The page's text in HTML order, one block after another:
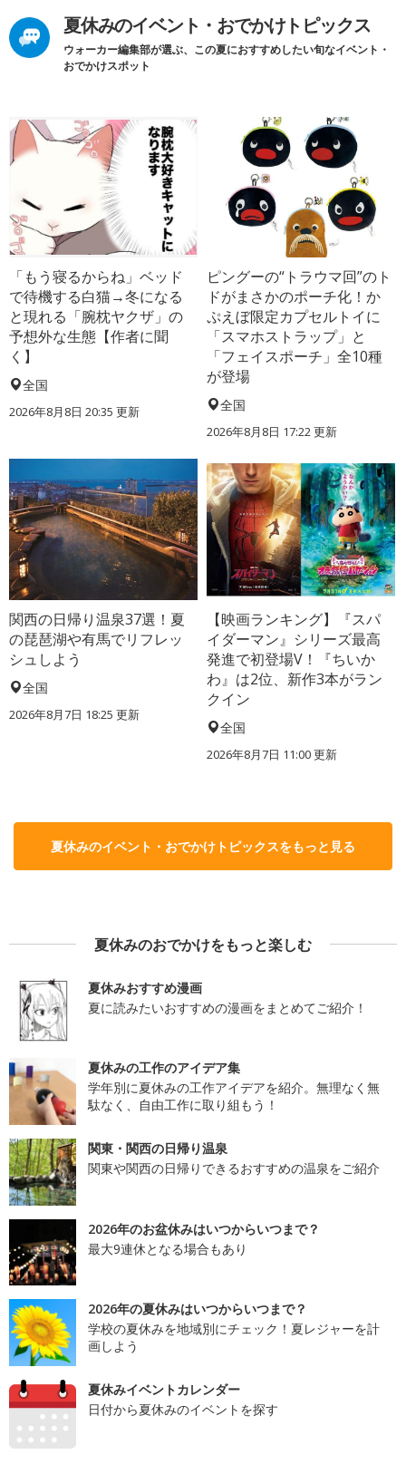
夏休みのイベント・おでかけトピックス
ウォーカー編集部が選ぶ、この夏におすすめしたい旬なイベント・
おでかけスポット
「もう寝るからね」ベッド
で待機する白猫→冬になる
と現れる「腕枕ヤクザ」の
予想外な生態【作者に聞
く】
全国
2026年8月8日 20:35 更新
ピングーの“トラウマ回”のト
ドがまさかのポーチ化！か
ぷえぼ限定カプセルトイに
「スマホストラップ」と
「フェイスポーチ」全10種
が登場
全国
2026年8月8日 17:22更新
関西の日帰り温泉37選！夏
の琵琶湖や有馬でリフレッ
シュしよう
全国
2026年8月7日 18:25 更新
【映画ランキング】『スパ
イダーマン』シリーズ最高
発進で初登場V！『ちいか
わ』は2位、新作3本がラン
クイン
全国
2026年8月7日 11:00更新
夏休みのイベント・おでかけトピックスをもっと見る
夏休みのおでかけをもっと楽しむ
夏休みおすすめ漫画
夏に読みたいおすすめの漫画をまとめてご紹介！
夏休みの工作のアイデア集
学年別に夏休みの工作アイデアを紹介。無理なく無
駄なく、自由工作に取り組もう！
関東・関西の日帰り温泉
関東や関西の日帰りできるおすすめの温泉をご紹介
2026年のお盆休みはいつからいつまで？
最大9連休となる場合もあり
2026年の夏休みはいつからいつまで？
学校の夏休みを地域別にチェック！夏レジャーを計
画しよう
夏休みイベントカレンダー
日付から夏休みのイベントを探す